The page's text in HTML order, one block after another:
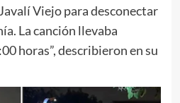
Viejo para desconectar
La canción llevaba
horas”, describieron en su